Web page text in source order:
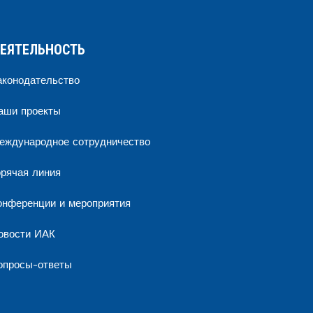
проекты
сотрудничество
линия
и мероприятия
ИАК
ответы